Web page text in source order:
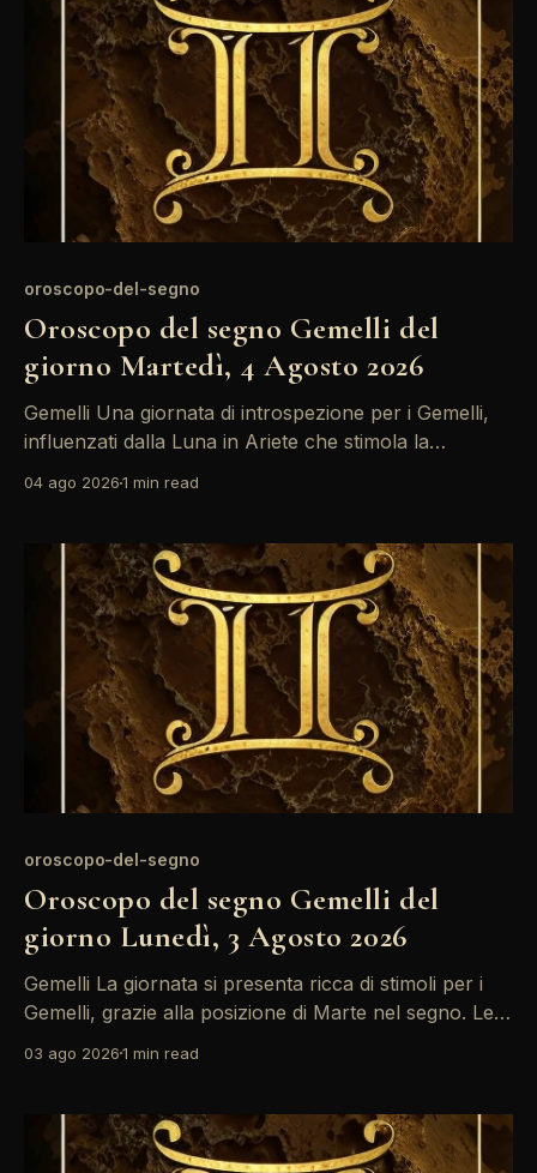
oroscopo-del-segno
Oroscopo del segno Gemelli del
giorno Martedì, 4 Agosto 2026
Gemelli Una giornata di introspezione per i Gemelli,
influenzati dalla Luna in Ariete che stimola la
ci sono opportunità di esprimere le vostre idee, ma
decisioni. Siate aperti al dialogo, ma riflettete prima
04 ago 20261 min read
oroscopo-del-segno
Oroscopo del segno Gemelli del
giorno Lunedì, 3 Agosto 2026
Gemelli La giornata si presenta ricca di stimoli per i
Gemelli, grazie alla posizione di Marte nel segno. Le
connettersi con gli altri è forte. Approfitta di questo
progetti. La posizione
03 ago 20261 min read